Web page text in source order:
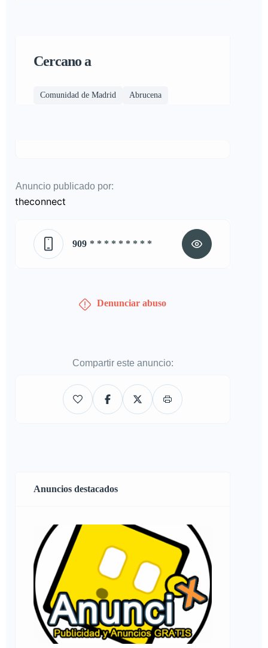
Cercano a
Comunidad de Madrid Abrucena
Anuncio publicado por:
theconnect
909 * * * * * * * * *
Denunciar abuso
Compartir este anuncio:
Anuncios destacados